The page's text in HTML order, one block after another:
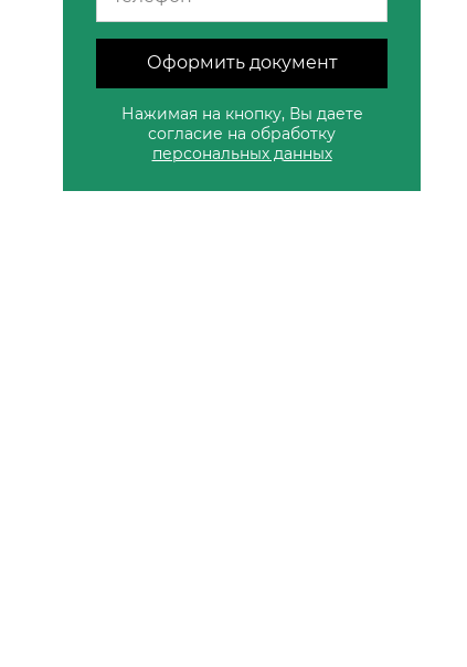
Оформить документ
Нажимая на кнопку, Вы даете
согласие на обработку
персональных данных